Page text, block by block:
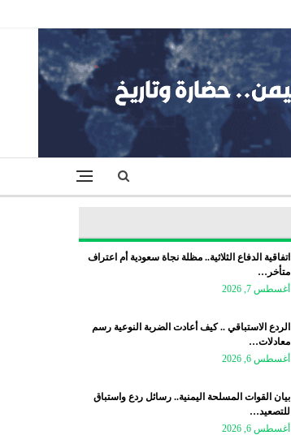
اتفاقية الدفاع الثلاثية.. مظلة نجاة سعودية أم اعتراف
متأخر…
أغسطس 7, 2026
الردع الاستباقي .. كيف أعادت الضربة النوعية رسم
معادلات…
أغسطس 6, 2026
بيان القوات المسلحة اليمنية.. رسائل ردع واستباق
للتصعيد…
أغسطس 6, 2026